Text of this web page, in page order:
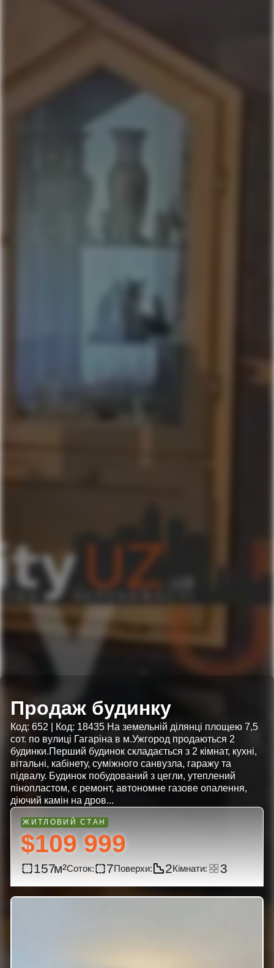
Продаж будинку
Код: 652 | Код: 18435 На земельній ділянці площею 7,5
сот. по вулиці Гагаріна в м.Ужгород продаються 2
будинки.Перший будинок складається з 2 кімнат, кухні,
вітальні, кабінету, суміжного санвузла, гаражу та
підвалу. Будинок побудований з цегли, утеплений
пінопластом, є ремонт, автономне газове опалення,
діючий камін на дров...
$109 999
157 7 2 3